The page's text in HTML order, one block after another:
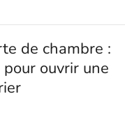
de chambre :
ouvrir une